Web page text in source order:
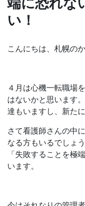
い！
こんにちは、札幌の
４月は心機一転職場
はないかと思います
達もいますし、新た
さて看護師さんの中
なる方もいるでしょ
「失敗することを極
います。